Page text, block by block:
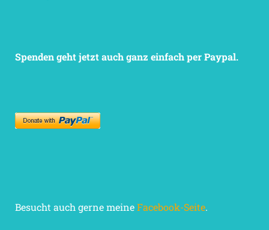
Spenden geht jetzt auch ganz einfach per Paypal.
Besucht auch gerne meineFacebook-Seite.